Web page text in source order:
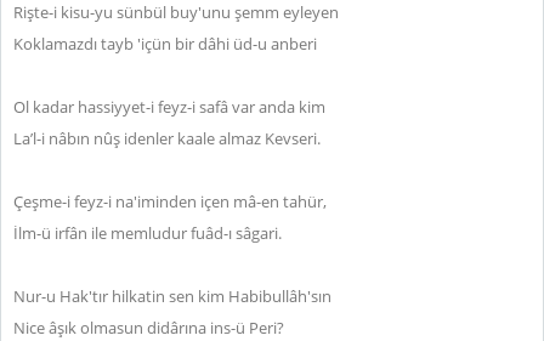
Rişte-i kisu-yu sünbül buy'unu şemm eyleyen
Koklamazdı tayb 'içün bir dâhi üd-u anberi
Ol kadar hassiyyet-i feyz-i safâ var anda kim
La’l-i nâbın nûş idenler kaale almaz Kevseri.
Çeşme-i feyz-i na'iminden içen mâ-en tahür,
İlm-ü irfân ile memludur fuâd-ı sâgari.
Nur-u Hak'tır hilkatin sen kim Habibullâh'sın
Nice âşık olmasun didârına ins-ü Peri?